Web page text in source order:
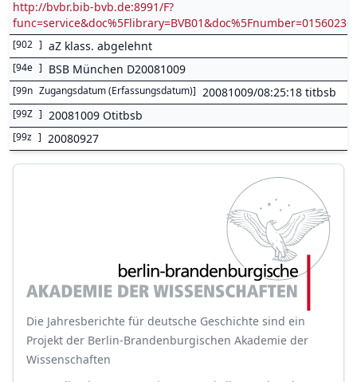
http://bvbr.bib-bvb.de:8991/F?
[902 ] aZ klass. abgelehnt
[94e ] BSB München D20081009
[99n Zugangsdatum (Erfassungsdatum)] 20081009/08:25:18 titbsb
[99Z ] 20081009 Otitbsb
[99z ] 20080927
Die Jahresberichte für deutsche Geschichte sind ein
Projekt der Berlin-Brandenburgischen Akademie der
Wissenschaften